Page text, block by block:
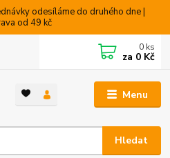
odesíláme do druhého dne |
od 49 kč
Menu
Hledat
0 ks
za 0 Kč